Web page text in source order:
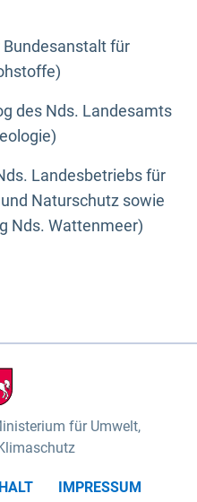
Bundesanstalt für
des Nds. Landesamts
Landesbetriebs für
Naturschutz sowie
Nds. Wattenmeer)
für Umwelt,
IMPRESSUM